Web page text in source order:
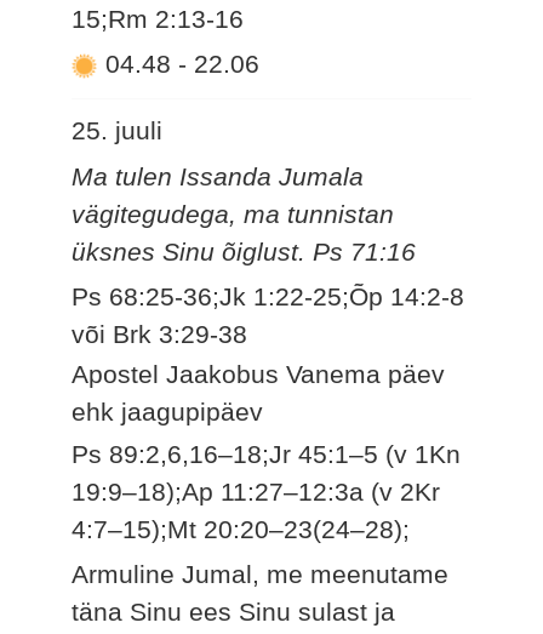
15;Rm 2:13-16
04.48 - 22.06
25. juuli
Ma tulen Issanda Jumala
vägitegudega, ma tunnistan
üksnes Sinu õiglust. Ps 71:16
Ps 68:25-36;Jk 1:22-25;Õp 14:2-8
või Brk 3:29-38
Apostel Jaakobus Vanema päev
ehk jaagupipäev
Ps 89:2,6,16–18;Jr 45:1–5 (v 1Kn
19:9–18);Ap 11:27–12:3a (v 2Kr
4:7–15);Mt 20:20–23(24–28);
Armuline Jumal, me meenutame
täna Sinu ees Sinu sulast ja